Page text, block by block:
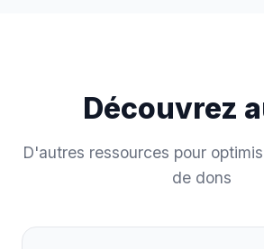
Découvrez
D'autres ressources pour
de dons